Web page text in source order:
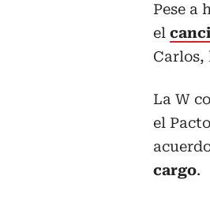
Pese a
el
Carlos,
La W
el
cargo.